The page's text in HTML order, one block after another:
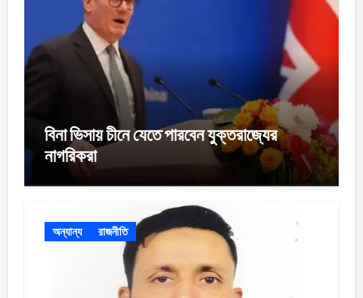
বিনা ভিসায় চীনে যেতে পারবেন যুক্তরাজ্যের
নাগরিকরা
অন্যান্য রাজনীতি